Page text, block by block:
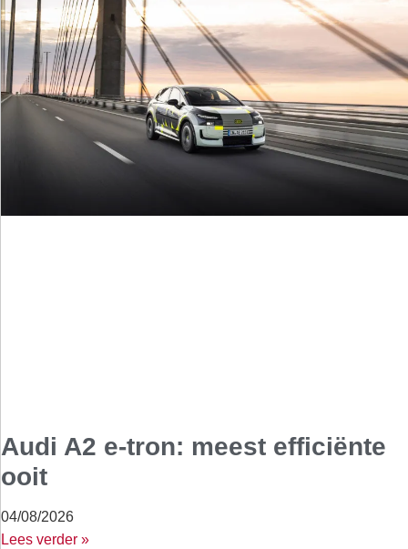
Audi A2 e-tron: meest efficiënte
ooit
04/08/2026
Lees verder »